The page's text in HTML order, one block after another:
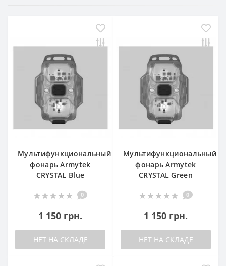
Мультифункциональный
фонарь Armytek
CRYSTAL Blue
0
1 150 грн.
НЕТ НА СКЛАДЕ
Мультифункциональный
фонарь Armytek
CRYSTAL Green
0
1 150 грн.
НЕТ НА СКЛАДЕ